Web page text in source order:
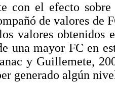
con el efecto
de valores de
valores obtenidos
una mayor FC en
y Guillemete,
generado algún